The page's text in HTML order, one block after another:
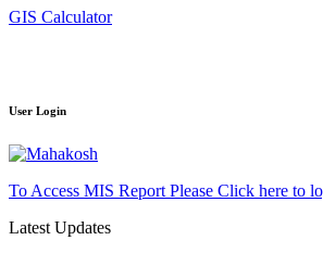
GIS Calculator
User Login
To Access MIS Report Please Click here to
Latest Updates